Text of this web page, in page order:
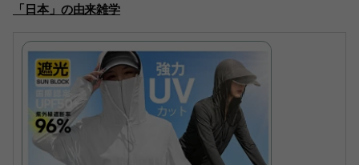
「日本」の由来雑学